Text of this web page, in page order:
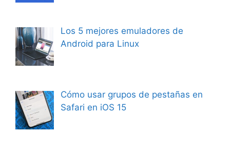
Los 5 mejores emuladores de
Android para Linux
Cómo usar grupos de pestañas en
Safari en iOS 15